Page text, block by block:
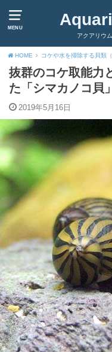
MENU
アクアリウ
HOME コケや水を掃除する貝類（
抜群のコケ取能力
た「シマカノコ貝
2019年5月16日